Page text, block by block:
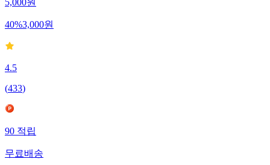
5,000원
40%3,000원
4.5
(433)
90적립
무료배송